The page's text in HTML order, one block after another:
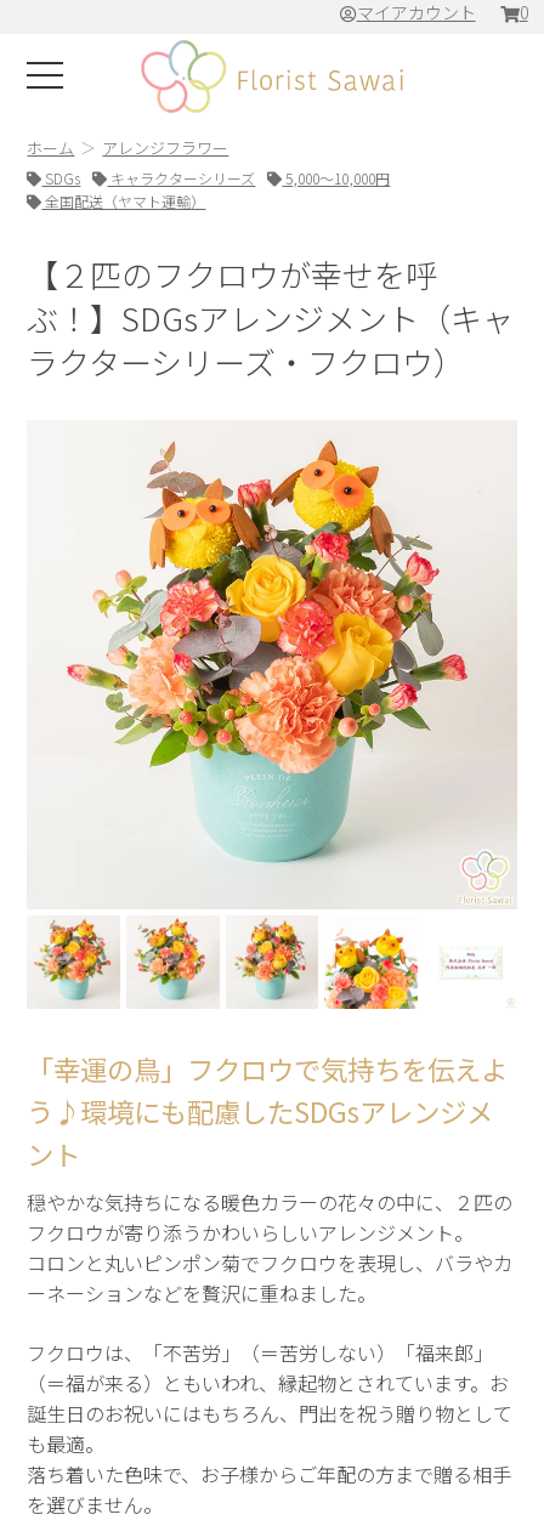
0
マイアカウント
ホーム アレンジフラワー
SDGs キャラクターシリーズ
5,000～10,000円
全国配送（ヤマト運輸）
【２匹のフクロウが幸せを呼
ぶ！】SDGsアレンジメント（キャ
ラクターシリーズ・フクロウ）
「幸運の鳥」フクロウで気持ちを伝えよ
う♪環境にも配慮したSDGsアレンジメ
ント
穏やかな気持ちになる暖色カラーの花々の中に、２匹の
フクロウが寄り添うかわいらしいアレンジメント。
コロンと丸いピンポン菊でフクロウを表現し、バラやカ
ーネーションなどを贅沢に重ねました。
フクロウは、「不苦労」（＝苦労しない）「福来郎」
（＝福が来る）ともいわれ、縁起物とされています。お
誕生日のお祝いにはもちろん、門出を祝う贈り物として
も最適。
落ち着いた色味で、お子様からご年配の方まで贈る相手
を選びません。